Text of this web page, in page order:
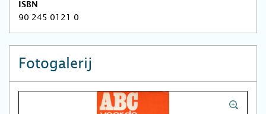
ISBN
90 245 0121 0
Fotogalerij